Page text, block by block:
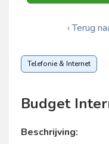
‹ Terug
Telefonie & Internet
Budget
Beschrijving: